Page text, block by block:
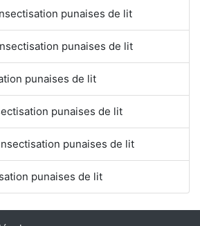
punaises de lit
punaises de lit
punaises de lit
punaises de lit
punaises de lit
punaises de lit